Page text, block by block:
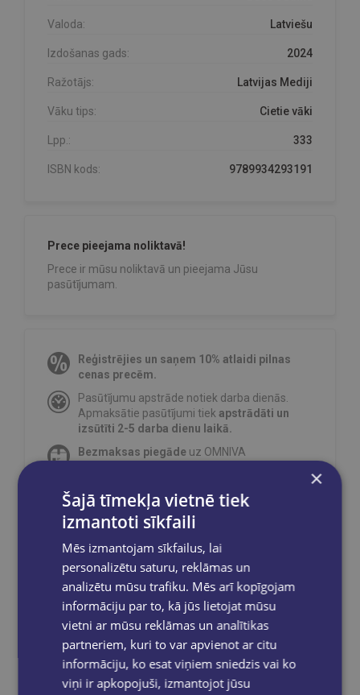
Valoda: Latviešu
Izdošanas gads: 2024
Ražotājs: Latvijas Mediji
Vāku tips: Cietie vāki
Lpp.: 333
ISBN kods: 9789934293191
Prece pieejama noliktavā!
Prece ir mūsu noliktavā un pieejama Jūsu
pasūtījumam.
Reģistrējies un saņem 10% atlaidi pilnas
cenas precēm.
Pasūtījumu apstrāde notiek darba dienās.
Apmaksātie pasūtījumi tiek apstrādāti un
izsūtīti 2-5 darba dienu laikā.
Bezmaksas piegāde uz OMNIVA
grāmatnīcā 1-5 darba dienu laikā, kad
pasūtījums būs gatavs saņemšanai, saņemsi
Dalies sociālajos tīklos:
×
Šajā tīmekļa vietnē tiek
izmantoti sīkfaili
Mēs izmantojam sīkfailus, lai
personalizētu saturu, reklāmas un
analizētu mūsu trafiku. Mēs arī kopīgojam
informāciju par to, kā jūs lietojat mūsu
vietni ar mūsu reklāmas un analītikas
partneriem, kuri to var apvienot ar citu
informāciju, ko esat viņiem sniedzis vai ko
viņi ir apkopojuši, izmantojot jūsu